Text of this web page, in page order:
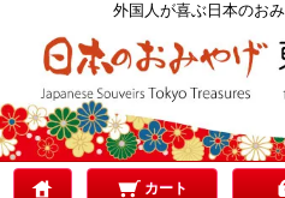
外国人が喜ぶ日本のお
カート